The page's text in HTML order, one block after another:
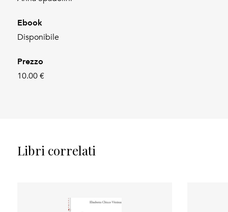
Ebook
Disponibile
Prezzo
10.00 €
Libri correlati